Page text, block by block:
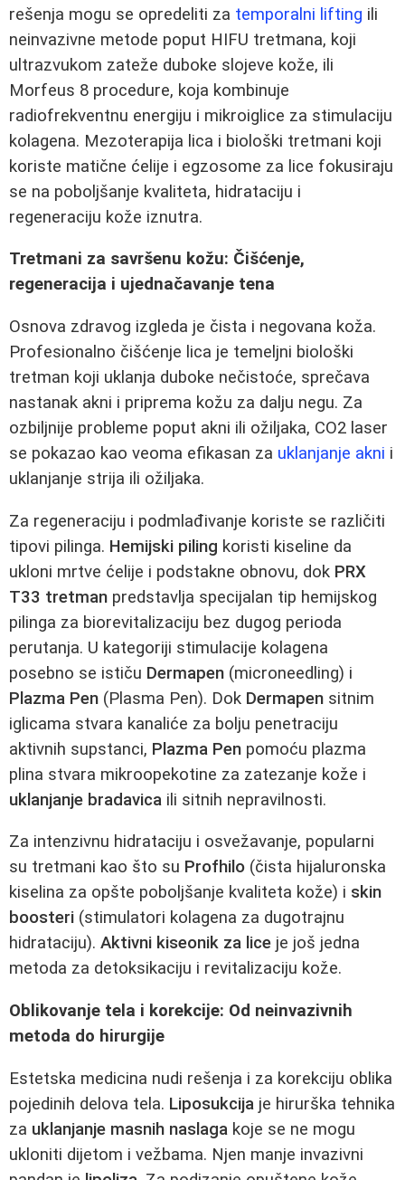
rešenja mogu se opredeliti za temporalni lifting ili
neinvazivne metode poput HIFU tretmana, koji
ultrazvukom zateže duboke slojeve kože, ili
Morfeus 8 procedure, koja kombinuje
radiofrekventnu energiju i mikroiglice za stimulaciju
kolagena. Mezoterapija lica i biološki tretmani koji
koriste matične ćelije i egzosome za lice fokusiraju
se na poboljšanje kvaliteta, hidrataciju i
regeneraciju kože iznutra.
Tretmani za savršenu kožu: Čišćenje,
regeneracija i ujednačavanje tena
Osnova zdravog izgleda je čista i negovana koža.
Profesionalno čišćenje lica je temeljni biološki
tretman koji uklanja duboke nečistoće, sprečava
nastanak akni i priprema kožu za dalju negu. Za
ozbiljnije probleme poput akni ili ožiljaka, CO2 laser
se pokazao kao veoma efikasan za uklanjanje akni i
uklanjanje strija ili ožiljaka.
Za regeneraciju i podmlađivanje koriste se različiti
tipovi pilinga. Hemijski piling koristi kiseline da
ukloni mrtve ćelije i podstakne obnovu, dok PRX
T33 tretman predstavlja specijalan tip hemijskog
pilinga za biorevitalizaciju bez dugog perioda
perutanja. U kategoriji stimulacije kolagena
posebno se ističu Dermapen (microneedling) i
Plazma Pen (Plasma Pen). Dok Dermapen sitnim
iglicama stvara kanaliće za bolju penetraciju
aktivnih supstanci, Plazma Pen pomoću plazma
plina stvara mikroopekotine za zatezanje kože i
uklanjanje bradavica ili sitnih nepravilnosti.
Za intenzivnu hidrataciju i osvežavanje, popularni
su tretmani kao što su Profhilo (čista hijaluronska
kiselina za opšte poboljšanje kvaliteta kože) i skin
boosteri (stimulatori kolagena za dugotrajnu
hidrataciju). Aktivni kiseonik za lice je još jedna
metoda za detoksikaciju i revitalizaciju kože.
Oblikovanje tela i korekcije: Od neinvazivnih
metoda do hirurgije
Estetska medicina nudi rešenja i za korekciju oblika
pojedinih delova tela. Liposukcija je hirurška tehnika
za uklanjanje masnih naslaga koje se ne mogu
ukloniti dijetom i vežbama. Njen manje invazivni